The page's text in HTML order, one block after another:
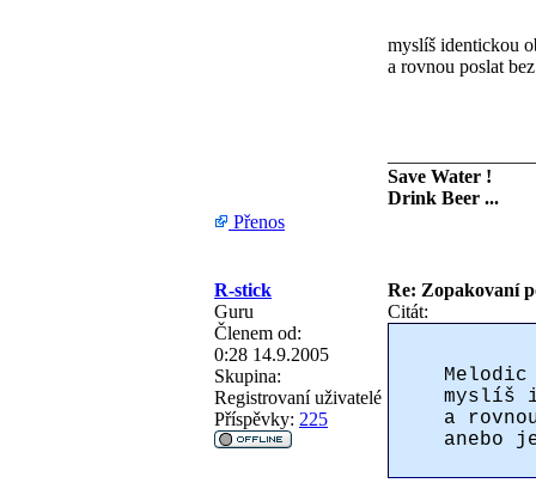
myslíš identickou
a rovnou poslat
Save Water !
Drink Beer ...
Přenos
R-stick
Re: Zopakovaní
Guru
Členem od:
0:28 14.9.2005
Skupina:
Registrovaní uživatelé
Příspěvky: 225
Citát:
myslíš
a
anebo